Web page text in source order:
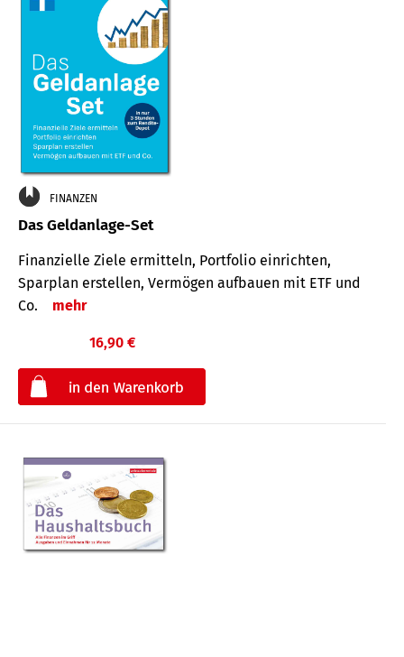
FINANZEN
Das Geldanlage-Set
Finanzielle Ziele ermitteln, Portfolio einrichten,
Sparplan erstellen, Vermögen aufbauen mit ETF und
Co.
mehr
16,90 €